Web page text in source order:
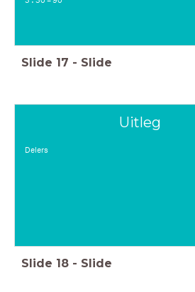
⋅
Slide 17 - Slide
Uitleg
Delers
Slide 18 - Slide